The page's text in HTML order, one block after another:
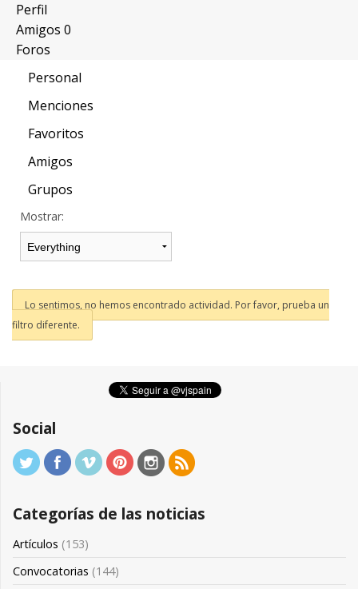
Crear Cuenta
Perfil
Amigos 0
Foros
Personal
Menciones
Favoritos
Amigos
Grupos
Mostrar:
Lo sentimos, no hemos encontrado actividad. Por favor, prueba un
filtro diferente.
Social
Categorías de las noticias
Artículos (153)
Convocatorias (144)